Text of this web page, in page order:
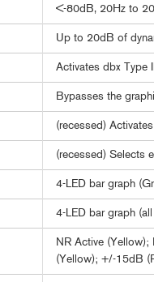
<-80dB, 20Hz to
Up to 20dB of
Activates dbx Type
Bypasses the
(recessed)
(recessed) Selects
4-LED bar graph
4-LED bar graph
NR Active
(Yellow); +/-15dB